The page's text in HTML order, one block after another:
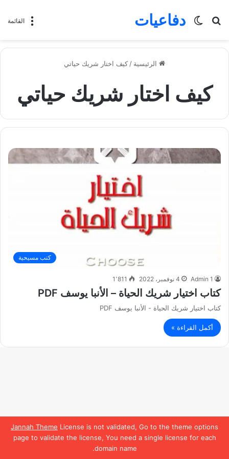
Jannah Theme License is not validated, Go to the theme options
page to validate the license, You need a single license for each
domain name.
القائمة دفاعيات
بحث
الوضع
الرئيسية / كيف اختار شريك حياتي
كيف اختار شريك حياتي
كتب مسيحية
Admin 1 4 نوفمبر، 2022 1٬811
كتاب اختيار شريك الحياة – الأنبا يوسف PDF
كتاب اختيار شريك الحياة - الأنبا يوسف PDF
أكمل القراءة »